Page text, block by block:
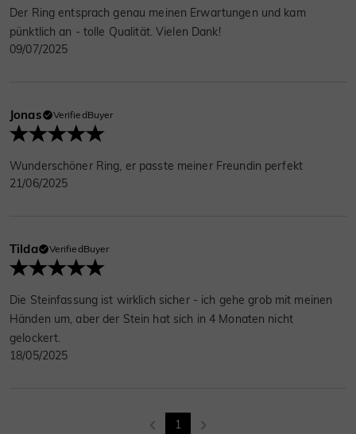
Der Ring entsprach genau meinen Erwartungen und kam
pünktlich an - tolle Qualität. Vielen Dank!
09/07/2025
Jonas VerifiedBuyer
Wunderschöner Ring, er passte meiner Freundin perfekt
21/06/2025
Tilda VerifiedBuyer
Die Steinfassung ist wirklich sicher - ich gehe grob mit meinen
Händen um, aber der Stein hat sich in 4 Monaten nicht
gelockert.
18/05/2025
1